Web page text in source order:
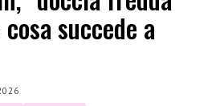
succede a